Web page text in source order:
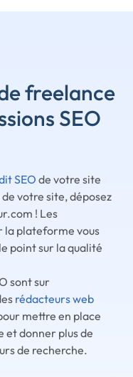
freelance
SEO
SEO de votre site
votre site, déposez
! Les
la plateforme vous
point sur la qualité
sont sur
rédacteurs web
mettre en place
et donner plus de
de recherche.